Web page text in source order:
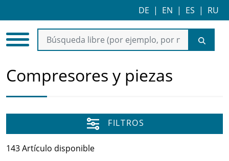
DE | EN | ES | RU
Compresores y piezas
FILTROS
143 Artículo disponible